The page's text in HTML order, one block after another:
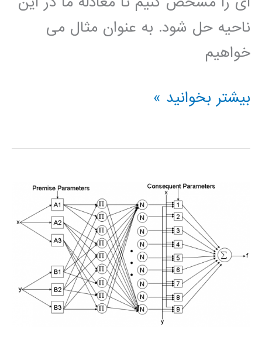
ناحیه حل شود. به عنوان مثال می
خواهیم
حل
PDE
بیشتر بخوانید »